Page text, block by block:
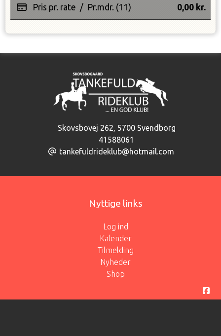
Pris pr. rate / Pr.mdr. (11) 0,00 kr.
Skovsbovej 262 5700 Svendborg
41588061
tankefuldrideklub@hotmail.com
Nyttige links
Log ind
Kalender
Tilmelding
Nyheder
Shop